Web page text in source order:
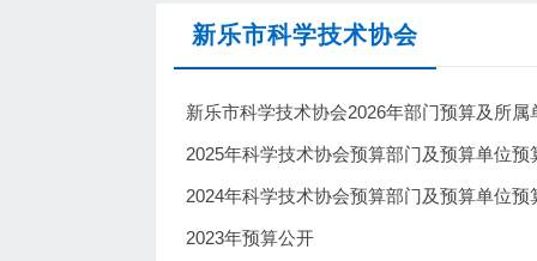
新乐市科学技术协会
新乐市科学技术协会2026年部门预算及所
2025年科学技术协会预算部门及预算单位预
2024年科学技术协会预算部门及预算单位预
2023年预算公开